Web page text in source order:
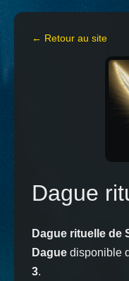
← Retour au site
Dague
Dague rituelle de
Dague disponible
3.